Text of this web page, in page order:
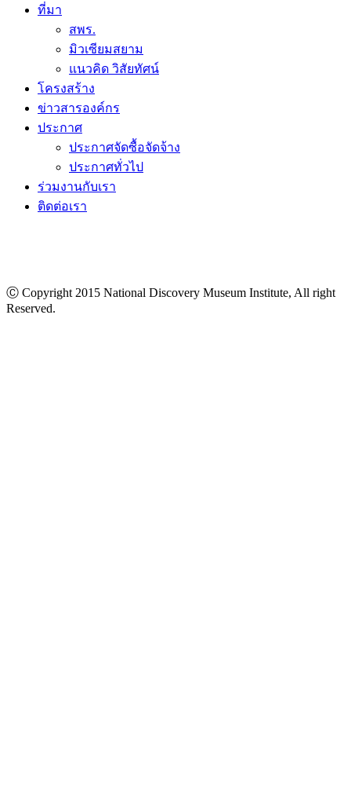
ที่มา
สพร.
มิวเซียมสยาม
แนวคิด วิสัยทัศน์
โครงสร้าง
ข่าวสารองค์กร
ประกาศ
ประกาศจัดซื้อจัดจ้าง
ประกาศทั่วไป
ร่วมงานกับเรา
ติดต่อเรา
Ⓒ Copyright 2015 National Discovery Museum Institute, All right
Reserved.